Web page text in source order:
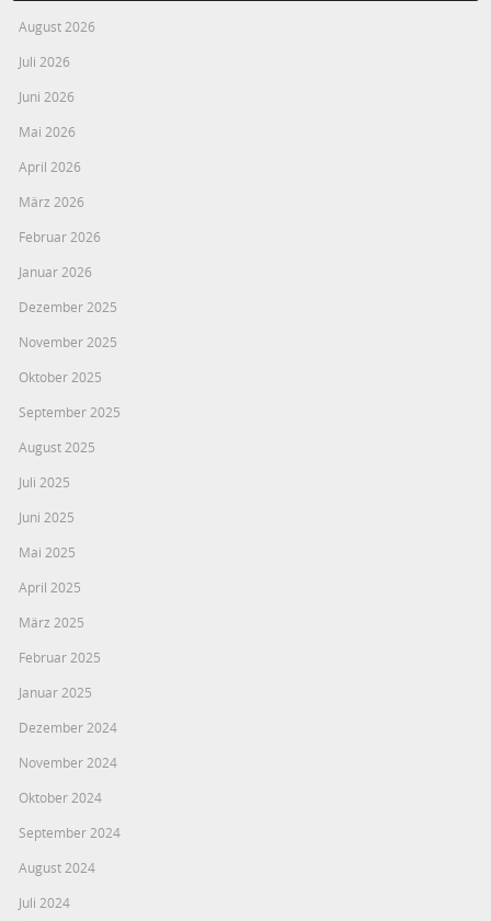
August 2026
Juli 2026
Juni 2026
Mai 2026
April 2026
März 2026
Februar 2026
Januar 2026
Dezember 2025
November 2025
Oktober 2025
September 2025
August 2025
Juli 2025
Juni 2025
Mai 2025
April 2025
März 2025
Februar 2025
Januar 2025
Dezember 2024
November 2024
Oktober 2024
September 2024
August 2024
Juli 2024